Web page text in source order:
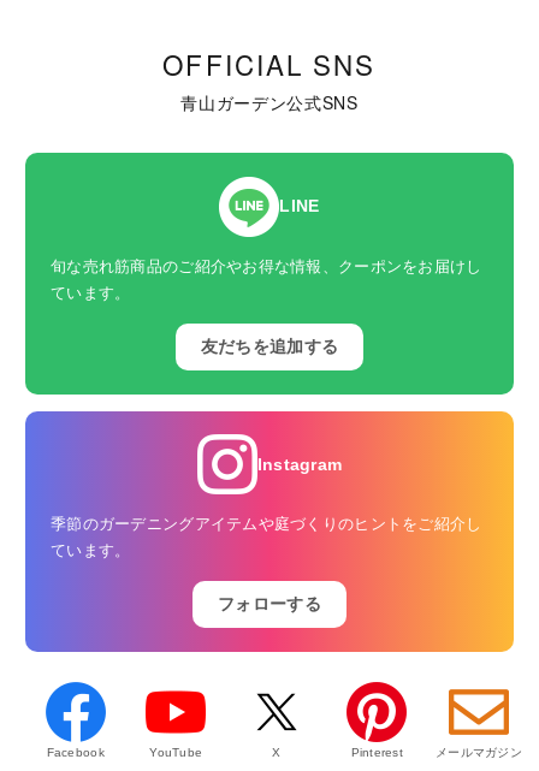
OFFICIAL SNS
青山ガーデン公式SNS
LINE
旬な売れ筋商品のご紹介やお得な情報、クーポンをお届けし
ています。
友だちを追加する
Instagram
季節のガーデニングアイテムや庭づくりのヒントをご紹介し
ています。
フォローする
Facebook YouTube X Pinterest メールマガジン